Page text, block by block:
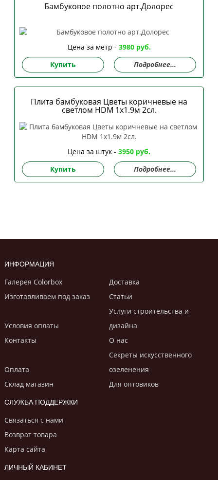
Бамбуковое полотно арт.Долорес
Цена за метр - 3980 руб.
Купить
Подробнее...
Плита бамбуковая Цветы коричневые на
светлом HDM 1х1.9м 2сл.
Цена за штук - 3950 руб.
Купить
Подробнее...
ИНФОРМАЦИЯ
Галерея Colorbox
Доставка
Изготавливаем под заказ
Статьи
Условия оплаты
Услуги строительствa и
дизайнa
Контакты
О нас
Оплата
Секреты искусственного
озеленения
Склад магазин
Для оптовиков
СЛУЖБА ПОДДЕРЖКИ
Связаться с нами
Возврат товара
Карта сайта
ЛИЧНЫЙ КАБИНЕТ